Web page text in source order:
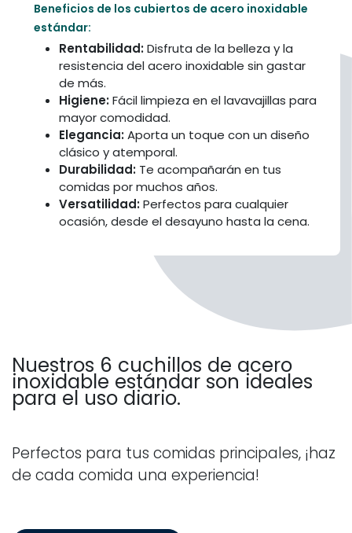
Beneficios de los cubiertos de acero inoxidable
estándar:
Rentabilidad:Disfruta de la belleza y la
resistencia del acero inoxidable sin gastar
de más.
Higiene:Fácil limpieza en el lavavajillas para
mayor comodidad.
Elegancia:Aporta un toque con un diseño
clásico y atemporal.
Durabilidad: Te acompañarán en tus
comidas por muchos años.
Versatilidad:Perfectos para cualquier
ocasión, desde el desayuno hasta la cena.
Nuestros 6 cuchillos de acero
inoxidable estándar son ideales
para el uso diario.
Perfectos para tus comidas principales, ¡haz
de cada comida una experiencia!